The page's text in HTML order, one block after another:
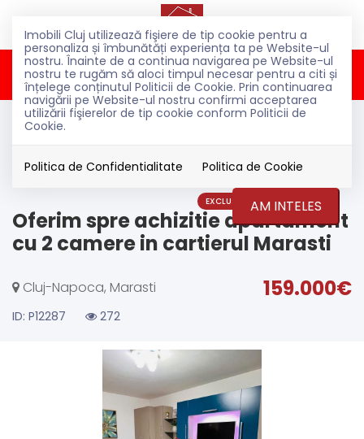
Imobili Cluj utilizează fişiere de tip cookie pentru a
personaliza și îmbunătăți experiența ta pe Website-ul
nostru. Înainte de a continua navigarea pe Website-ul
nostru te rugăm să aloci timpul necesar pentru a citi și
înțelege conținutul Politicii de Cookie. Prin continuarea
navigării pe Website-ul nostru confirmi acceptarea
utilizării fişierelor de tip cookie conform Politicii de
Cookie.
Politica de Confidentialitate Politica de Cookie
AM INTELES
Acest anunt nu mai este activ !
Vanzare
Apartamente
Marasti
EXCLUSIVITATE VANDUT
Oferim spre achizitie apartament
cu 2 camere in cartierul Marasti
Cluj-Napoca, Marasti 159.000€
ID: P12287 272